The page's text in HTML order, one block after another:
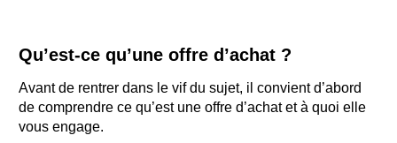
Qu’est-ce qu’une offre d’achat ?
Avant de rentrer dans le vif du sujet, il convient d’abord
de comprendre ce qu’est une offre d’achat et à quoi elle
vous engage.